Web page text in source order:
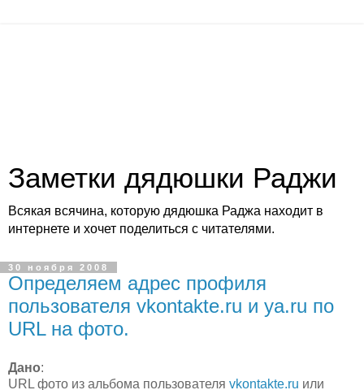
Заметки дядюшки Раджи
Всякая всячина, которую дядюшка Раджа находит в
интернете и хочет поделиться с читателями.
30 ноября 2008
Определяем адрес профиля
пользователя vkontakte.ru и ya.ru по
URL на фото.
Дано:
URL фото из альбома пользователя vkontakte.ru или